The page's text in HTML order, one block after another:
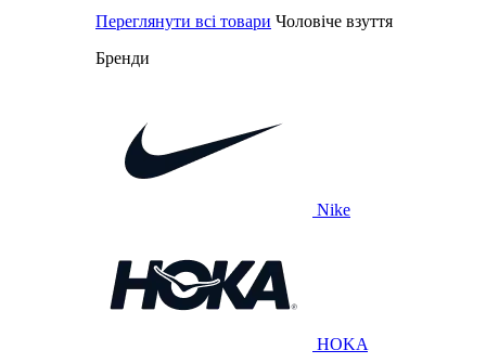
Переглянути всі товари Чоловіче взуття
Бренди
Nike
HOKA